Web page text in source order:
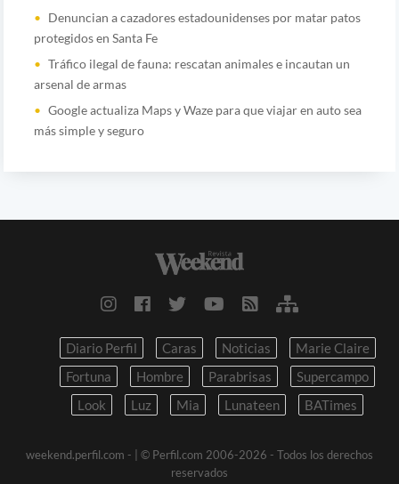
Denuncian a cazadores estadounidenses por matar patos
protegidos en Santa Fe
Tráfico ilegal de fauna: rescatan animales e incautan un
arsenal de armas
Google actualiza Maps y Waze para que viajar en auto sea
más simple y seguro
Diario Perfil Caras Noticias
Marie Claire
Fortuna
Hombre Parabrisas
Supercampo
Look
Luz Mia Lunateen BATimes
weekend.perfil.com -
| © Perfil.com 2006-2026 - Todos los derechos
reservados